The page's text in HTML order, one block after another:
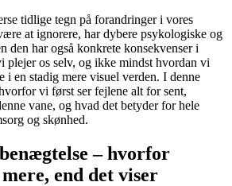
tidlige tegn på forandringer i vores
at ignorere, har dybere psykologiske og
den har også konkrete konsekvenser i
plejer os selv, og ikke mindst hvordan vi
i en stadig mere visuel verden. I denne
vi først ser fejlene alt for sent,
vane, og hvad det betyder for hele
og skønhed.
– hvorfor
end det viser